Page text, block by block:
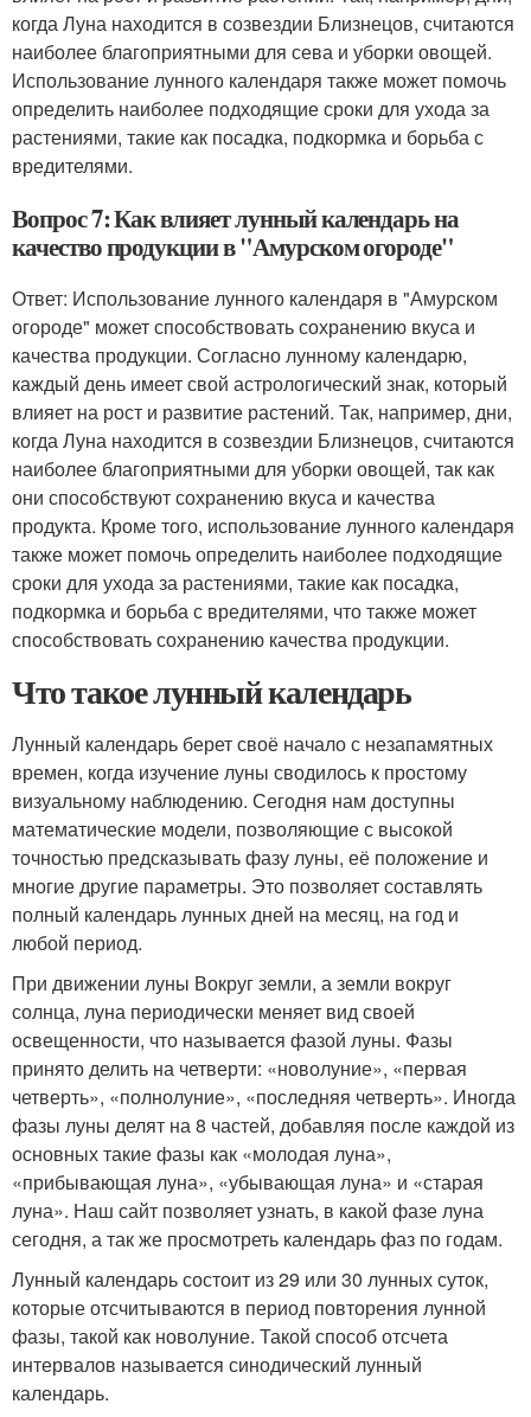
когда Луна находится в созвездии Близнецов, считаются
наиболее благоприятными для сева и уборки овощей.
Использование лунного календаря также может помочь
определить наиболее подходящие сроки для ухода за
растениями, такие как посадка, подкормка и борьба с
вредителями.
Вопрос 7: Как влияет лунный календарь на
качество продукции в "Амурском огороде"
Ответ: Использование лунного календаря в "Амурском
огороде" может способствовать сохранению вкуса и
качества продукции. Согласно лунному календарю,
каждый день имеет свой астрологический знак, который
влияет на рост и развитие растений. Так, например, дни,
когда Луна находится в созвездии Близнецов, считаются
наиболее благоприятными для уборки овощей, так как
они способствуют сохранению вкуса и качества
продукта. Кроме того, использование лунного календаря
также может помочь определить наиболее подходящие
сроки для ухода за растениями, такие как посадка,
подкормка и борьба с вредителями, что также может
способствовать сохранению качества продукции.
Что такое лунный календарь
Лунный календарь берет своё начало с незапамятных
времен, когда изучение луны сводилось к простому
визуальному наблюдению. Сегодня нам доступны
математические модели, позволяющие с высокой
точностью предсказывать фазу луны, её положение и
многие другие параметры. Это позволяет составлять
полный календарь лунных дней на месяц, на год и
любой период.
При движении луны Вокруг земли, а земли вокруг
солнца, луна периодически меняет вид своей
освещенности, что называется фазой луны. Фазы
принято делить на четверти: «новолуние», «первая
четверть», «полнолуние», «последняя четверть». Иногда
фазы луны делят на 8 частей, добавляя после каждой из
основных такие фазы как «молодая луна»,
«прибывающая луна», «убывающая луна» и «старая
луна». Наш сайт позволяет узнать, в какой фазе луна
сегодня, а так же просмотреть календарь фаз по годам.
Лунный календарь состоит из 29 или 30 лунных суток,
которые отсчитываются в период повторения лунной
фазы, такой как новолуние. Такой способ отсчета
интервалов называется синодический лунный
календарь.